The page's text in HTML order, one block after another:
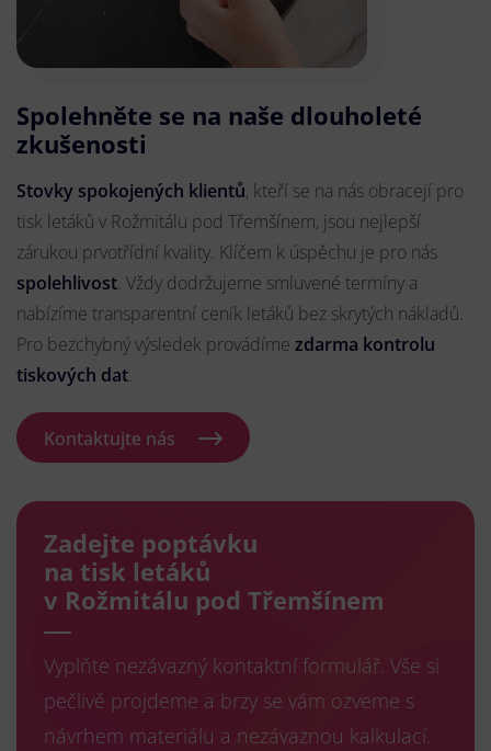
Spolehněte se na naše dlouholeté
zkušenosti
Stovky spokojených klientů, kteří se na nás obracejí pro
tisk letáků v Rožmitálu pod Třemšínem, jsou nejlepší
zárukou prvotřídní kvality. Klíčem k úspěchu je pro nás
spolehlivost. Vždy dodržujeme smluvené termíny a
nabízíme transparentní ceník letáků bez skrytých nákladů.
Pro bezchybný výsledek provádíme zdarma kontrolu
tiskových dat.
Kontaktujte nás
Zadejte poptávku
na tisk letáků
v Rožmitálu pod Třemšínem
Vyplňte nezávazný kontaktní formulář. Vše si
pečlivě projdeme a brzy se vám ozveme s
návrhem materiálu a nezávaznou kalkulací.